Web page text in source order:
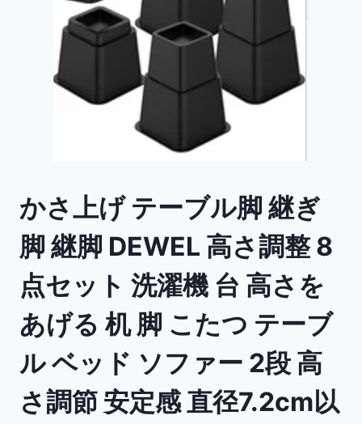
かさ上げ テーブル脚 継ぎ
脚 継脚 DEWEL 高さ調整 8
点セット 洗濯機 台 高さを
あげる 机 脚 こたつ テーブ
ル ベッド ソファー 2段 高
さ調節 安定感 直径7.2cm以